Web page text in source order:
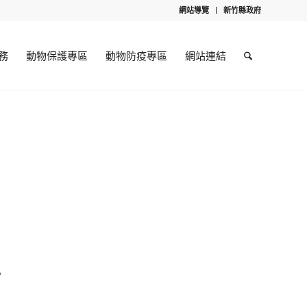
網站導覽 新竹縣政府
動物保護專區 動物防疫專區 網站連結